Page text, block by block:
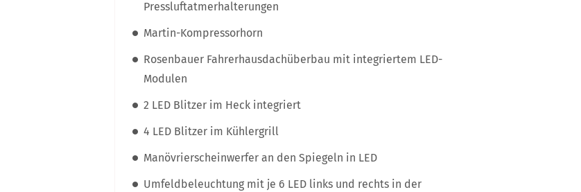
Pressluftatmerhalterungen
Martin-Kompressorhorn
Rosenbauer Fahrerhausdachüberbau mit integriertem LED-
Modulen
2 LED Blitzer im Heck integriert
4 LED Blitzer im Kühlergrill
Manövrierscheinwerfer an den Spiegeln in LED
Umfeldbeleuchtung mit je 6 LED links und rechts in der